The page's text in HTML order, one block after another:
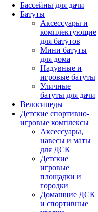
Бассейны для дачи
Батуты
Аксессуары и
комплектующие
для батутов
Мини батуты
для дома
Надувные и
игровые батуты
Уличные
батуты для дачи
Велосипеды
Детские спортивно-
игровые комплексы
Аксессуары,
навесы и маты
для ДСК
Детские
игровые
площадки и
городки
Домашние ДСК
и спортивные